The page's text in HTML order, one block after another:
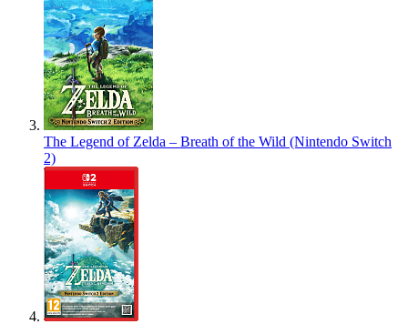
The Legend of Zelda – Breath of the Wild (Nintendo Switch
2)